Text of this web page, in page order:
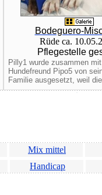
Bodeguero-
Rüde ca.
Pflegestelle
Pilly1 wurde zusammen
Hundefreund Pipo5 von
Familie ausgesetzt, weil
Mix mittel
Handicap